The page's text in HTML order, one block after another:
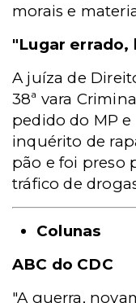
morais e
"Lugar errado,
A juíza de
38ª vara
pedido do MP
inquérito de
pão e foi preso
tráfico de
Colunas
ABC do CDC
"A guerra,